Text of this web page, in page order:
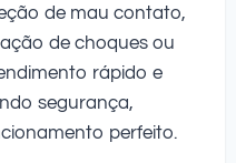
de mau contato,
de choques ou
rápido e
segurança,
perfeito.